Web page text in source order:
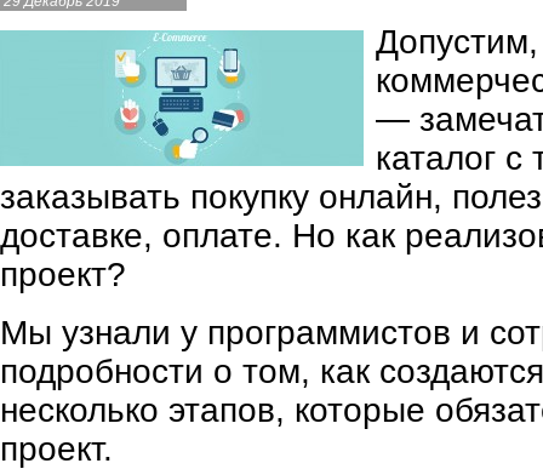
—
каталог
заказывать покупку онлайн,
доставке, оплате. Но как
проект?
Мы узнали у программистов и
подробности о том, как
несколько этапов, которые
проект.